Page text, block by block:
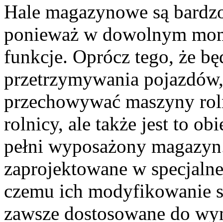
Hale magazynowe są
ponieważ w dowolnym
funkcje. Oprócz tego, że
przetrzymywania
przechowywać maszyny
rolnicy, ale także jest to
pełni wyposażony
zaprojektowane w
czemu ich modyfikowanie
zawsze dostosowane do